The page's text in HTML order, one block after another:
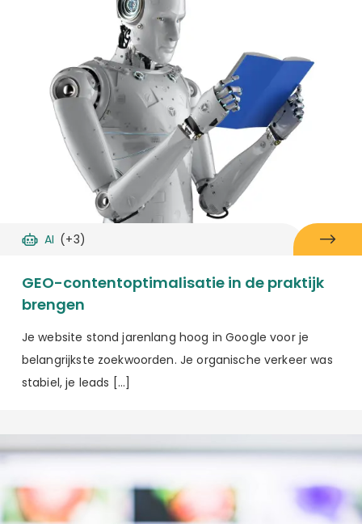
AI (+3)
GEO-contentoptimalisatie in de praktijk
brengen
Je website stond jarenlang hoog in Google voor je
belangrijkste zoekwoorden. Je organische verkeer was
stabiel, je leads […]